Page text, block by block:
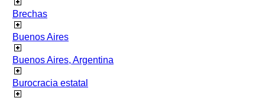
Brechas
Buenos Aires
Buenos Aires, Argentina
Burocracia estatal